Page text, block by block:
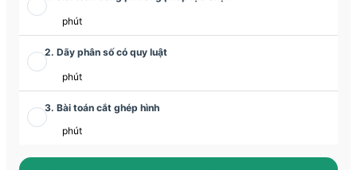
phút
2. Dãy phân số có quy luật
phút
3. Bài toán cắt ghép hình
phút